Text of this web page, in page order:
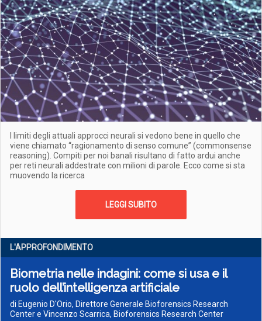
I limiti degli attuali approcci neurali si vedono bene in quello che
viene chiamato “ragionamento di senso comune” (commonsense
reasoning). Compiti per noi banali risultano di fatto ardui anche
per reti neurali addestrate con milioni di parole. Ecco come si sta
muovendo la ricerca
LEGGI SUBITO
L'APPROFONDIMENTO
Biometria nelle indagini: come si usa e il
ruolo dell’intelligenza artificiale
di Eugenio D'Orio, Direttore Generale Bioforensics Research
Center e Vincenzo Scarrica, Bioforensics Research Center